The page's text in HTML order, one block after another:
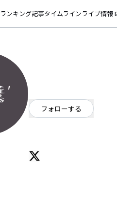
ランキング記事タイムラインライブ情報
フォローする